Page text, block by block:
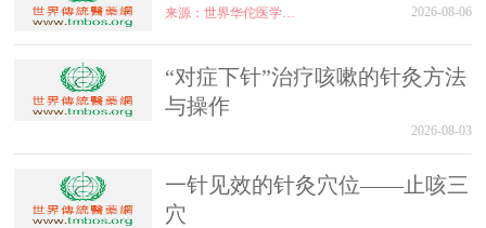
来源：世界华佗医学研究会 2026-08-06
“对症下针”治疗咳嗽的针灸方法
与操作
2026-08-03
一针见效的针灸穴位——止咳三
穴